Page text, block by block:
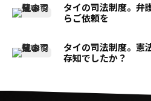
タイの司法制度。弁
らご依頼を
タイの司法制度。憲
存知でしたか？